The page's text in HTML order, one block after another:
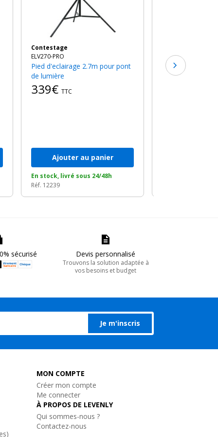
Contestage
ELV270-PRO
Pied d'eclairage 2.7m pour pont
de lumière
339€ TTC
Ajouter au panier
En stock, livré sous 24/48h
Réf. 12239
sécurisé Devis personnalisé
Trouvons la solution adaptée à
vos besoins et budget
Je m'inscris
MON COMPTE
Créer mon compte
Me connecter
À PROPOS DE LEVENLY
Qui sommes-nous ?
Contactez-nous